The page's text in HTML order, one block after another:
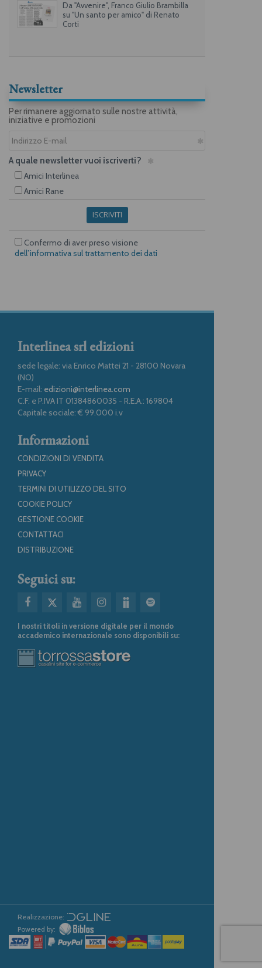
Da "Avvenire", Franco Giulio Brambilla
su "Un santo per amico" di Renato
Corti
Newsletter
Per rimanere aggiornato sulle nostre attività,
iniziative e promozioni
A quale newsletter vuoi iscriverti?
Amici Interlinea
Amici Rane
ISCRIVITI
Confermo di aver preso visione
dell’informativa sul trattamento dei dati
Interlinea srl edizioni
sede legale: via Enrico Mattei 21 - 28100 Novara
(NO)
E-mail: edizioni@interlinea.com
C.F. e P.IVA IT 01384860035 - R.E.A.: 169804
Capitale sociale: € 99.000 i.v
Informazioni
CONDIZIONI DI VENDITA
PRIVACY
TERMINI DI UTILIZZO DEL SITO
COOKIE POLICY
GESTIONE COOKIE
CONTATTACI
DISTRIBUZIONE
Seguici su:
I nostri titoli in versione digitale per il mondo
accademico internazionale sono disponibili su:
Realizzazione:
Powered by: